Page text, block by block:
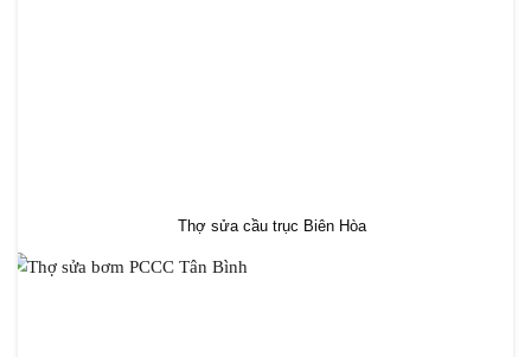
Thợ sửa cầu trục Biên Hòa